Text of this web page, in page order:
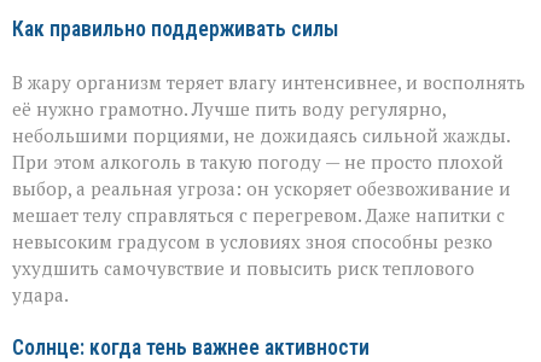
Как правильно поддерживать силы
В жару организм теряет влагу интенсивнее, и восполнять
её нужно грамотно. Лучше пить воду регулярно,
небольшими порциями, не дожидаясь сильной жажды.
При этом алкоголь в такую погоду — не просто плохой
выбор, а реальная угроза: он ускоряет обезвоживание и
мешает телу справляться с перегревом. Даже напитки с
невысоким градусом в условиях зноя способны резко
ухудшить самочувствие и повысить риск теплового
удара.
Солнце: когда тень важнее активности